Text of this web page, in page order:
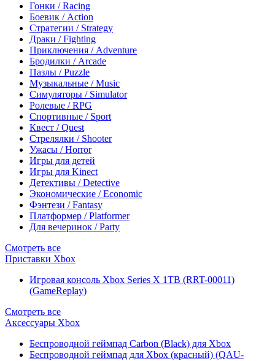
Гонки / Racing
Боевик / Action
Стратегии / Strategy
Драки / Fighting
Приключения / Adventure
Бродилки / Arcade
Пазлы / Puzzle
Музыкальные / Music
Симуляторы / Simulator
Ролевые / RPG
Спортивные / Sport
Квест / Quest
Стрелялки / Shooter
Ужасы / Horror
Игры для детей
Игры для Kinect
Детективы / Detective
Экономические / Economic
Фэнтези / Fantasy
Платформер / Platformer
Для вечеринок / Party
Смотреть все
Приставки Xbox
Игровая консоль Xbox Series X 1TB (RRT-00011)
(GameReplay)
Смотреть все
Аксессуары Xbox
Беспроводной геймпад Carbon (Black) для Xbox
Беспроводной геймпад для Xbox (красный) (QAU-